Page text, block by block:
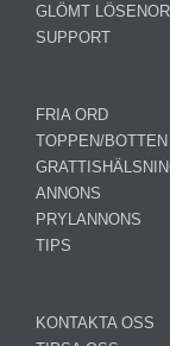
GLÖMT
SUPPORT
FRIA ORD
TOPPEN/BOTTEN
ANNONS
PRYLANNONS
TIPS
KONTAKTA OSS